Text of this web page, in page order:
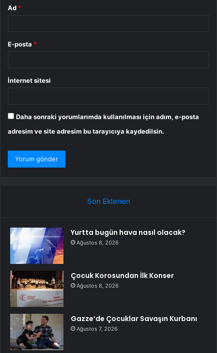
Ad *
E-posta *
İnternet sitesi
Daha sonraki yorumlarımda kullanılması için adım, e-posta
adresim ve site adresim bu tarayıcıya kaydedilsin.
Son Eklenen
Yurtta bugün hava nasıl olacak?
Ağustos 8, 2026
Çocuk Korosundan İlk Konser
Ağustos 8, 2026
Gazze’de Çocuklar Savaşın Kurbanı
Ağustos 7, 2026